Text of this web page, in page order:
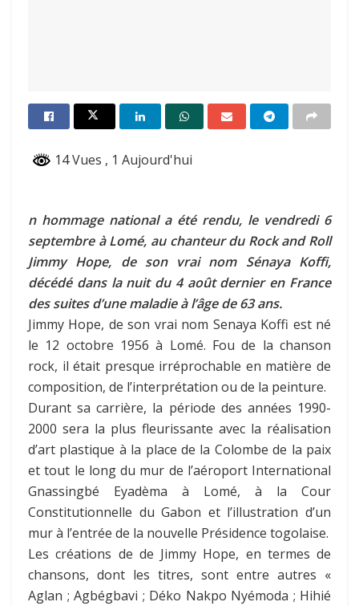
14 Vues , 1 Aujourd'hui
n hommage national a été rendu, le vendredi 6
septembre à Lomé, au chanteur du Rock and Roll
Jimmy Hope, de son vrai nom Sénaya Koffi,
décédé dans la nuit du 4 août dernier en France
des suites d’une maladie à l’âge de 63 ans.
Jimmy Hope, de son vrai nom Senaya Koffi est né
le 12 octobre 1956 à Lomé. Fou de la chanson
rock, il était presque irréprochable en matière de
composition, de l’interprétation ou de la peinture.
Durant sa carrière, la période des années 1990-
2000 sera la plus fleurissante avec la réalisation
d’art plastique à la place de la Colombe de la paix
et tout le long du mur de l’aéroport International
Gnassingbé Eyadèma à Lomé, à la Cour
Constitutionnelle du Gabon et l’illustration d’un
mur à l’entrée de la nouvelle Présidence togolaise.
Les créations de de Jimmy Hope, en termes de
chansons, dont les titres, sont entre autres «
Aglan ; Agbégbavi ; Déko Nakpo Nyémoda ; Hihié